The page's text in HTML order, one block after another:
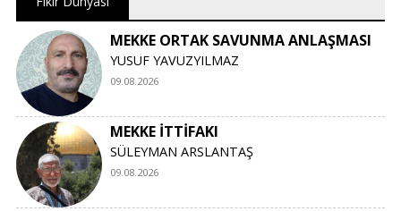
MEKKE ORTAK SAVUNMA ANLAŞMASI
YUSUF YAVUZYILMAZ
09.08.2026
MEKKE İTTİFAKI
SÜLEYMAN ARSLANTAŞ
09.08.2026